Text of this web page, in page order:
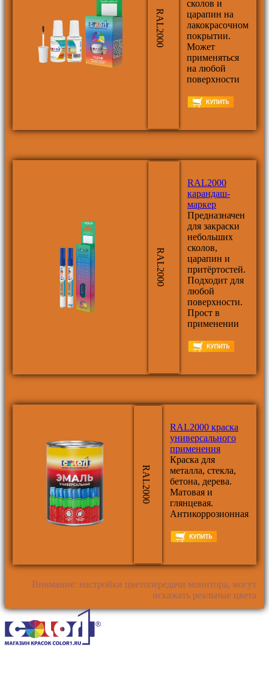
RAL2000
сколов и
царапин на
лакокрасочном
покрытии.
Может
применяться
на любой
поверхности
RAL2000
RAL2000
карандаш-
маркер
Предназначен
для закраски
небольших
сколов,
царапин и
притёртостей.
Подходит для
любой
поверхности.
Прост в
применении
RAL2000
RAL2000 краска
универсального
применения
Краска для
металла, стекла,
бетона, дерева.
Матовая и
глянцевая.
Антикоррозионная
Внимание: настройки цветопередачи монитора, могут
искажать реальные цвета